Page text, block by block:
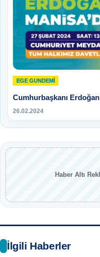
EGE GUNDEMİ
Cumhurbaşkanı
26.02.2024
Haber Altı
İlgili Haberler